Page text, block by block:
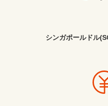
シンガポールドル